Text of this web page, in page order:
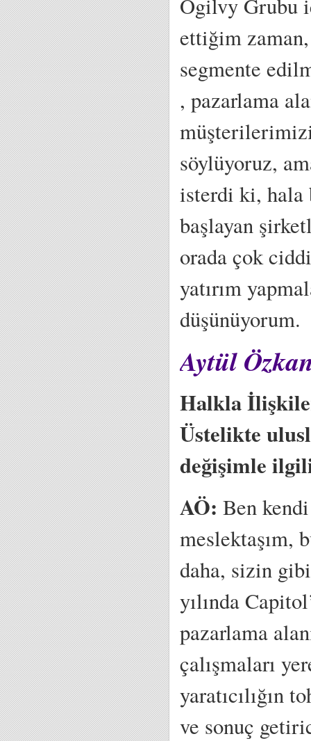
Ogilvy Grubu
ettiğim
segmente
, pazarlama
söylüyoruz,
isterdi ki, hala
başlayan
orada çok
yatırım
düşünüyorum.
Aytül
Halkla
Üstelikte
değişimle
AÖ: Ben
meslektaşım,
daha, sizin
yılında
pazarlama
çalışmaları
yaratıcılığın
ve sonuç